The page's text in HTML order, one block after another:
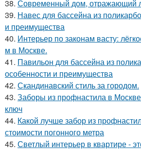
38. Современный дом, отражающий
39. Навес для бассейна из
и преимущества
40. Интерьер по законам васту:
м в Москве.
41. Павильон для бассейна из
особенности и преимущества
42. Скандинавский стиль за городом.
43. Заборы из профнастила в
ключ
44. Какой лучше забор из
стоимости погонного метра
45. Светлый интерьер в квартире -